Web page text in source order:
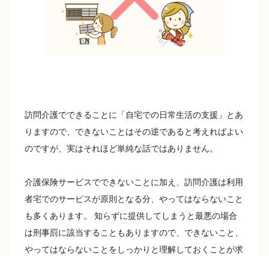
訪問介護でできることに「自宅での日常生活の支援」とあ
りますので、できないことはその逆であると考えればよい
のですが、実はそれほど単純な話ではありません。
介護保険サービスでできないことに加え、訪問介護は利用
者宅でのサービスが原則となる分、やってはならないこと
も多くあります。 知らずに提供してしまうと最悪の場合
は刑事罰に該当することもありますので、できないこと、
やってはならないことをしっかりと理解しておくことが求